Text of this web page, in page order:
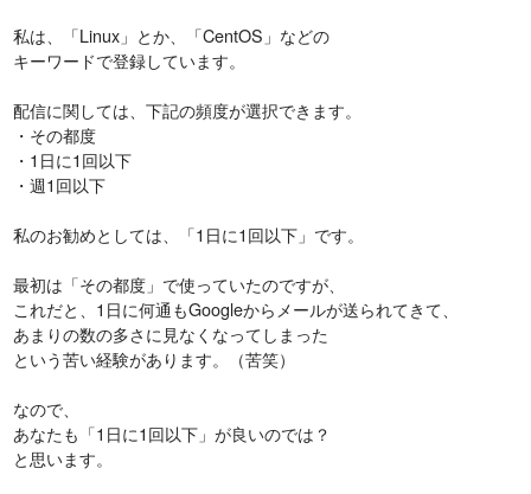
私は、「Linux」とか、「CentOS」などの
キーワードで登録しています。
配信に関しては、下記の頻度が選択できます。
・その都度
・1日に1回以下
・週1回以下
私のお勧めとしては、「1日に1回以下」です。
最初は「その都度」で使っていたのですが、
これだと、1日に何通もGoogleからメールが送られてきて、
あまりの数の多さに見なくなってしまった
という苦い経験があります。（苦笑）
なので、
あなたも「1日に1回以下」が良いのでは？
と思います。